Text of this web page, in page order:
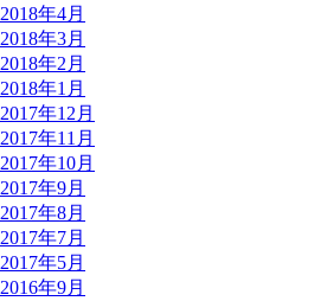
2018年4月
2018年3月
2018年2月
2018年1月
2017年12月
2017年11月
2017年10月
2017年9月
2017年8月
2017年7月
2017年5月
2016年9月